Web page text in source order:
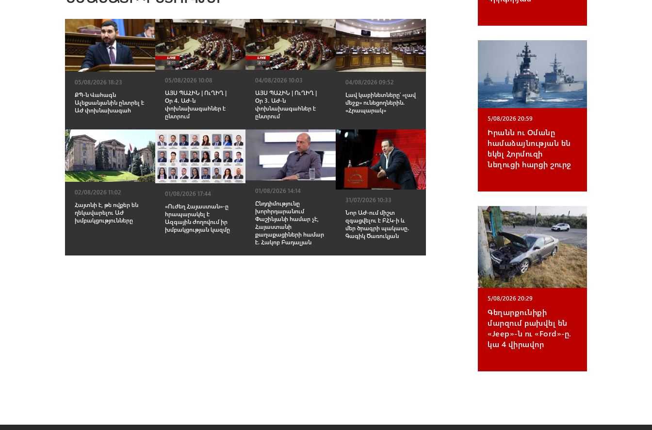
05/08/2026 18:23
ՔՊ-ն Վահագն
Ալեքսանյանին ընտրել է
ԱԺ փոխնախագահ
05/08/2026 10:08
ԱՅՍ ՊԱՀԻՆ | ՈւՂԻՂ |
Օր 4․ ԱԺ-ն
փոխնախագահներ է
ընտրում
04/08/2026 10:03
ԱՅՍ ՊԱՀԻՆ | ՈւՂԻՂ |
Օր 3․ ԱԺ-ն
փոխնախագահներ է
ընտրում
04/08/2026 09:52
Լավ կաբինետները՝ «լավ
մեջք» ունեցողներին.
«Հրապարակ»
02/08/2026 11:02
Հայտնի է, թե ովքեր են
ղեկավարելու ԱԺ
խմբակցությունները
01/08/2026 17:44
«Ուժեղ Հայաստան»-ը
հրապարակել է
Ազգային ժողովում իր
խմբակցության կազմը
01/08/2026 14:14
Ընդդիմությունը
խորհրդարանում
Փաշինյանի համար չէ,
Հայաստանի
քաղաքացիների համար
է. Հակոբ Բադալյան
31/07/2026 10:33
Նոր ԱԺ-ում միշտ
զգացվելու է ԲՀԿ-ի և
մեր ծրագրի պակասը․
Գագիկ Ծառուկյան
5/08/2026 20:59
Իրանն ու Օմանը
համաձայնության են
եկել Հորմուզի
նեղուցի հարցի շուրջ
5/08/2026 20:29
Գեղարքունիքի
մարզում բախվել են
«Jeep»-ն ու «Ford»-ը.
կա 4 վիրավոր